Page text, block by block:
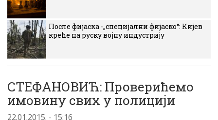
После фијаска -„специјални фијаско“: Кијев
креће на руску војну индустрију
СТЕФАНОВИЋ: Проверићемо
имовину свих у полицији
22.01.2015. - 15:16